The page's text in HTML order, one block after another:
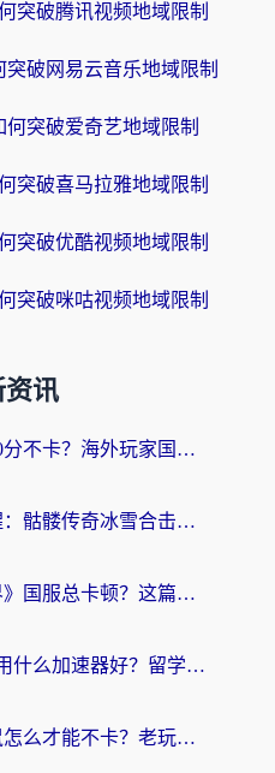
突破腾讯视频地域限制
破网易云音乐地域限制
突破爱奇艺地域限制
突破喜马拉雅地域限制
突破优酷视频地域限制
突破咪咕视频地域限制
资讯
巴西怎么玩升级80分不卡？海外玩家国服游戏加速器终极指南（附避坑技巧）
海外玩《龙之觉醒：骷髅传奇冰雪合击》延迟高？这篇指南帮你解决卡顿烦恼！
海外玩《我的世界》国服总卡顿？这篇我的世界游戏加速器指南帮你解决所有问题
在欧洲打300英雄用什么加速器好？留学生亲测有效的解决方案来了
在国外打猫和老鼠怎么才能不卡？老玩家亲测的终极加速指南